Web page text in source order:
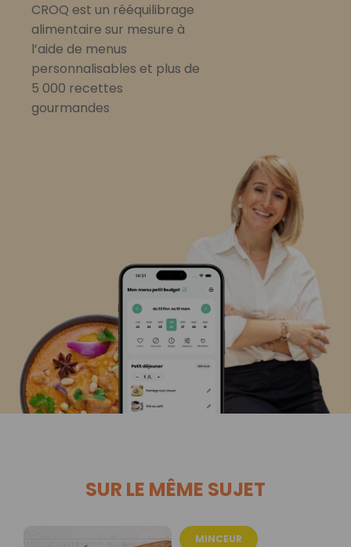
CROQ est un rééquilibrage
alimentaire sur mesure à
l’aide de menus
personnalisables et plus de
5 000 recettes
gourmandes
SUR LE MÊME SUJET
MINCEUR